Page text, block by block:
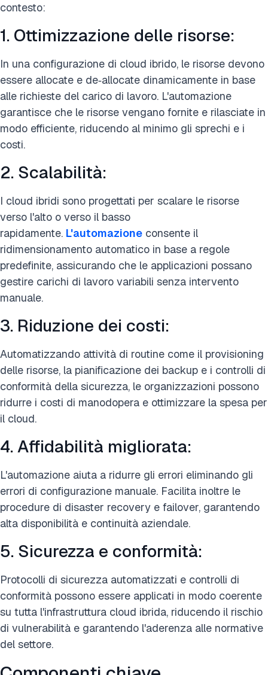
contesto:
1. Ottimizzazione delle risorse:
In una configurazione di cloud ibrido, le risorse devono
essere allocate e de‑allocate dinamicamente in base
alle richieste del carico di lavoro. L'automazione
garantisce che le risorse vengano fornite e rilasciate in
modo efficiente, riducendo al minimo gli sprechi e i
costi.
2. Scalabilità:
I cloud ibridi sono progettati per scalare le risorse
verso l'alto o verso il basso
rapidamente. L'automazione consente il
ridimensionamento automatico in base a regole
predefinite, assicurando che le applicazioni possano
gestire carichi di lavoro variabili senza intervento
manuale.
3. Riduzione dei costi:
Automatizzando attività di routine come il provisioning
delle risorse, la pianificazione dei backup e i controlli di
conformità della sicurezza, le organizzazioni possono
ridurre i costi di manodopera e ottimizzare la spesa per
il cloud.
4. Affidabilità migliorata:
L'automazione aiuta a ridurre gli errori eliminando gli
errori di configurazione manuale. Facilita inoltre le
procedure di disaster recovery e failover, garantendo
alta disponibilità e continuità aziendale.
5. Sicurezza e conformità:
Protocolli di sicurezza automatizzati e controlli di
conformità possono essere applicati in modo coerente
su tutta l'infrastruttura cloud ibrida, riducendo il rischio
di vulnerabilità e garantendo l'aderenza alle normative
del settore.